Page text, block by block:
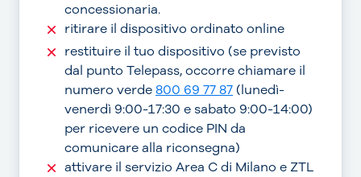
concessionaria.
ritirare il dispositivo ordinato online
restituire il tuo dispositivo (se previsto
dal punto Telepass, occorre chiamare il
numero verde800 69 77 87(lunedì-
venerdì 9:00-17:30 e sabato 9:00-14:00)
per ricevere un codice PIN da
comunicare alla riconsegna)
attivare il servizio Area C di Milano e ZTL